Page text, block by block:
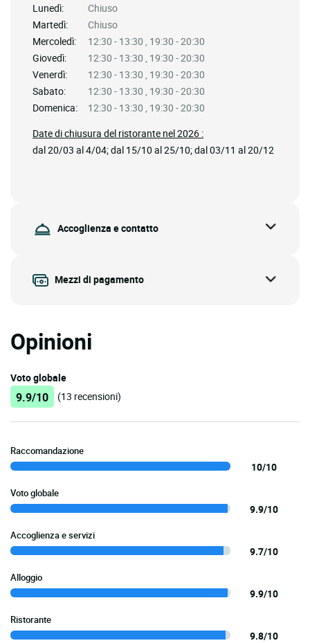
Lunedì:
Chiuso
Martedì:
Chiuso
Mercoledì:
12:30 - 13:30 , 19:30 - 20:30
Giovedì:
12:30 - 13:30 , 19:30 - 20:30
Venerdì:
12:30 - 13:30 , 19:30 - 20:30
Sabato:
12:30 - 13:30 , 19:30 - 20:30
Domenica:
12:30 - 13:30 , 19:30 - 20:30
Date di chiusura del ristorante nel 2026 :
dal 20/03 al 4/04; dal 15/10 al 25/10; dal 03/11 al 20/12
Accoglienza e contatto
Mezzi di pagamento
Opinioni
Voto globale
9.9/10 (13 recensioni)
Raccomandazione
10/10
Voto globale
9.9/10
Accoglienza e servizi
9.7/10
Alloggio
9.9/10
Ristorante
9.8/10